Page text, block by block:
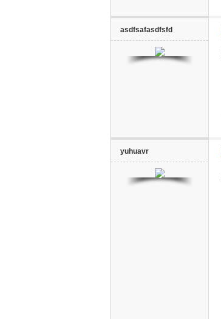
asdfsafasdfsfd
yuhuavr